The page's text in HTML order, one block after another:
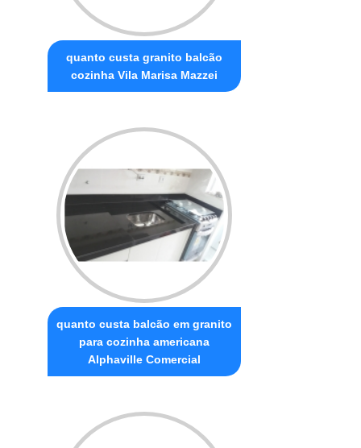
quanto custa granito balcão
cozinha Vila Marisa Mazzei
quanto custa balcão em granito
para cozinha americana
Alphaville Comercial